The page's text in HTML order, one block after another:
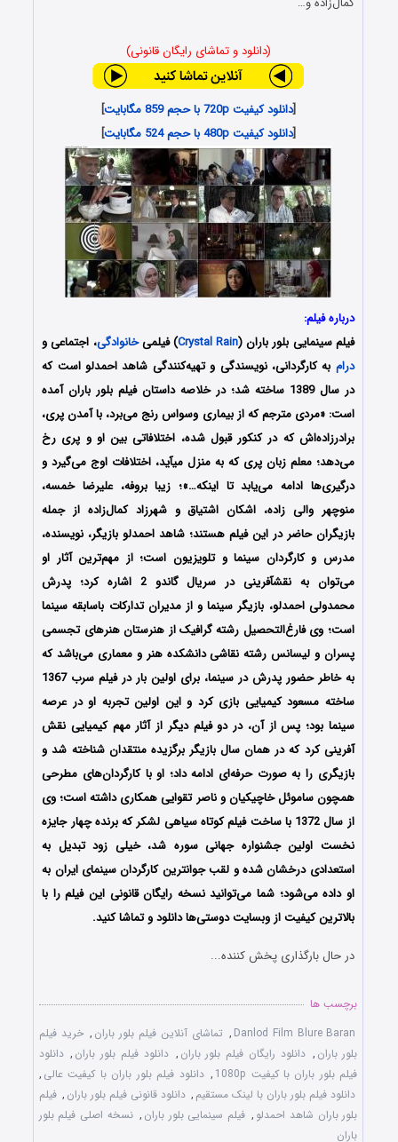
(دانلود و تماشای رایگان قانونی)
[دانلود کیفیت 720p با حجم 859 مگابایت
]
[دانلود کیفیت 480p با حجم 524 مگابایت ]
درباره فیلم:
فیلم سینمایی بلور باران (Crystal Rain) فیلمیخانوادگی، اجتماعی و
درام به کارگردانی، نویسندگی و تهیه‌کنندگی شاهد احمدلو است که
در سال 1389 ساخته شد؛ در خلاصه داستان فیلم بلور باران آمده
است: «مردی مترجم که از بیماری وسواس رنج می‌برد، با آمدن پری،
برادرزاده‌اش که در کنکور قبول شده، اختلافاتی بین او و پری رخ
می‌دهد؛ معلم زبان پری که به منزل می‎آید، اختلافات اوج می‌گیرد و
درگیری‌ها ادامه می‌یابد تا اینکه…»؛ زیبا بروفه، علیرضا خمسه،
منوچهر والی زاده، اشکان اشتیاق و شهرزاد کمال‌زاده از جمله
بازیگران حاضر در این فیلم هستند؛ شاهد احمدلو بازیگر، نویسنده،
مدرس و کارگردان سینما و تلویزیون است؛ از مهم‌ترین آثار او
می‌توان به نقش‎آفرینی در سریال گاندو 2 اشاره کرد؛ پدرش
محمدولی احمدلو، بازیگر سینما و از مدیران تدارکات باسابقه سینما
است؛ وی فارغ‌التحصیل رشته گرافیک از هنرستان هنرهای تجسمی
پسران و لیسانس رشته نقاشی دانشکده هنر و معماری می‌باشد که
به خاطر حضور پدرش در سینما، برای اولین بار در فیلم سرب 1367
ساخته مسعود کیمیایی بازی کرد و این اولین تجربه او در عرصه
سینما بود؛ پس از آن، در دو فیلم دیگر از آثار مهم کیمیایی نقش
آفرینی کرد که در همان سال بازیگر برگزیده منتقدان شناخته شد و
بازیگری را به صورت حرفه‌ای ادامه داد؛ او با کارگردان‌های مطرحی
همچون ساموئل خاچیکیان و ناصر تقوایی همکاری داشته‌ است؛ وی
از سال 1372 با ساخت فیلم کوتاه سیاهی لشکر که برنده چهار جایزه
نخست اولین جشنواره جهانی سوره شد، خیلی زود تبدیل به
استعدادی درخشان شده و لقب جوانترین کارگردان سینمای ایران به
او داده می‌شود؛ شما می‌توانید نسخه رایگان قانونی این فیلم را با
بالاترین کیفیت از وبسایت دوستی‌ها دانلود و تماشا کنید.
در حال بارگذاری پخش کننده...
برچسب ها
Danlod Film Blure Baran
, تماشای آنلاین فیلم بلور باران , خرید فیلم
بلور باران , دانلود رایگان فیلم بلور باران , دانلود فیلم بلور باران , دانلود
فیلم بلور باران با کیفیت 1080p
, دانلود فیلم بلور باران با کیفیت عالی ,
دانلود فیلم بلور باران با لینک مستقیم , دانلود قانونی فیلم بلور باران , فیلم
بلور باران شاهد احمدلو , فیلم سینمایی بلور باران , نسخه اصلی فیلم بلور
باران